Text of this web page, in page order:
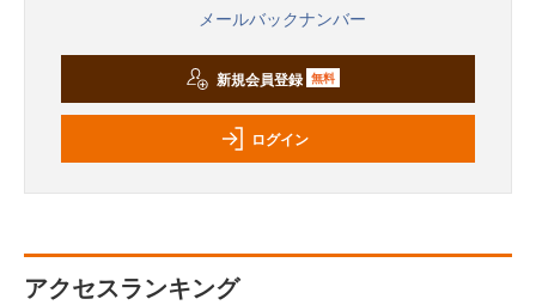
メールバックナンバー
新規会員登録 無料
ログイン
アクセスランキング